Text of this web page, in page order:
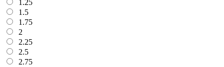
1.25
1.5
1.75
2
2.25
2.5
2.75